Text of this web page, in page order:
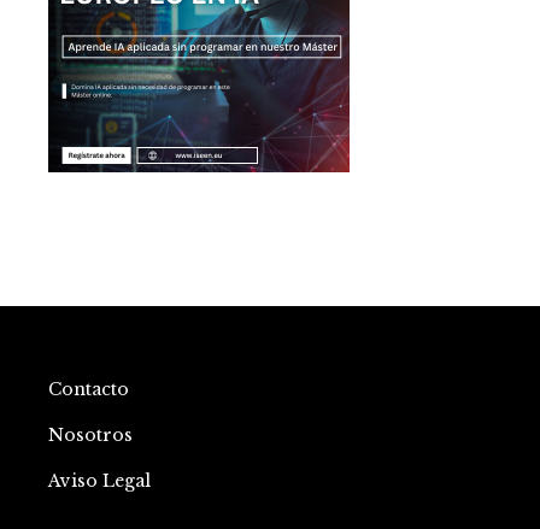
Contacto
Nosotros
Aviso Legal